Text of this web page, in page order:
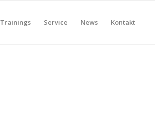
Trainings Service News Kontakt